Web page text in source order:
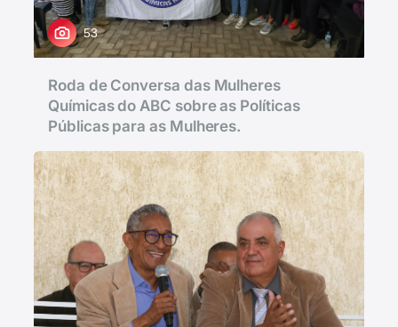
53
Roda de Conversa das Mulheres
Químicas do ABC sobre as Políticas
Públicas para as Mulheres.